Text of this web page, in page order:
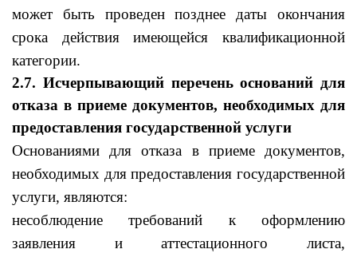
может быть проведен позднее даты окончания
срока действия имеющейся квалификационной
категории.
2.7. Исчерпывающий перечень оснований для
отказа в приеме документов, необходимых для
предоставления государственной услуги
Основаниями для отказа в приеме документов,
необходимых для предоставления государственной
услуги, являются:
несоблюдение требований к оформлению
заявления и аттестационного листа,